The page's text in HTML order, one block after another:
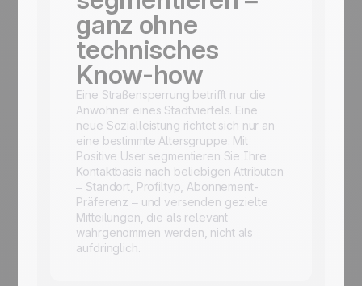
ganz ohne
technisches
Know-how
Eine Straßensperrung betrifft nur die
Anwohner eines Stadtviertels. Eine
neue Sozialleistung richtet sich nur an
eine bestimmte Altersgruppe. Mit
Positive User segmentieren Sie Ihre
Kontaktbasis nach beliebigen Attributen
– Standort, Profiltyp, Abonnement-
Präferenz – und versenden gezielte
Mitteilungen, die als relevant
wahrgenommen werden, nicht als
aufdringlich.